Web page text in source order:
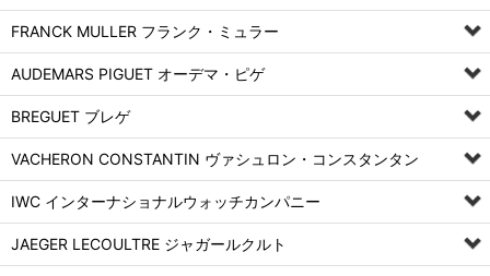
FRANCK MULLER フランク・ミュラー
AUDEMARS PIGUET オーデマ・ピゲ
BREGUET ブレゲ
VACHERON CONSTANTIN ヴァシュロン・コンスタンタン
IWC インターナショナルウォッチカンパニー
JAEGER LECOULTRE ジャガールクルト